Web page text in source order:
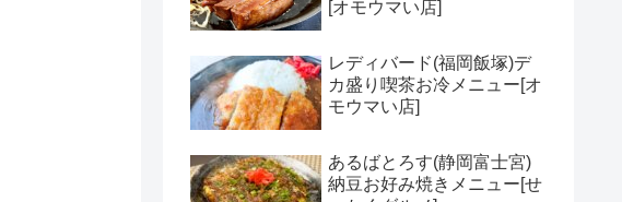
[オモウマい店]
レディバード(福岡飯塚)デ
カ盛り喫茶お冷メニュー[オ
モウマい店]
あるばとろす(静岡富士宮)
納豆お好み焼きメニュー[せ